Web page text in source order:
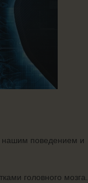
нашим поведением и
головного мозга.